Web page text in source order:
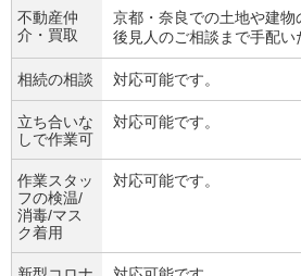
不動産仲
介・買取
京都・奈良での土地や建
後見人のご相談まで手配い
相続の相談 対応可能です。
立ち合いな
しで作業可
対応可能です。
作業スタッ
フの検温/
消毒/マス
ク着用
対応可能です。